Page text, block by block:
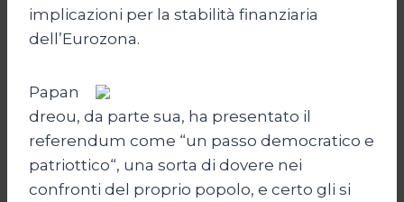
implicazioni per la stabilità finanziaria
dell’Eurozona.
Papan
dreou, da parte sua, ha presentato il
referendum come “un passo democratico e
patriottico“, una sorta di dovere nei
confronti del proprio popolo, e certo gli si